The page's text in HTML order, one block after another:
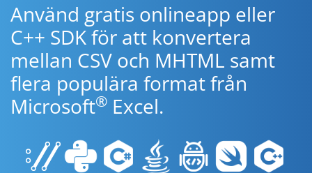
Använd gratis onlineapp eller
C++ SDK för att konvertera
mellan CSV och MHTML samt
flera populära format från
Microsoft® Excel.